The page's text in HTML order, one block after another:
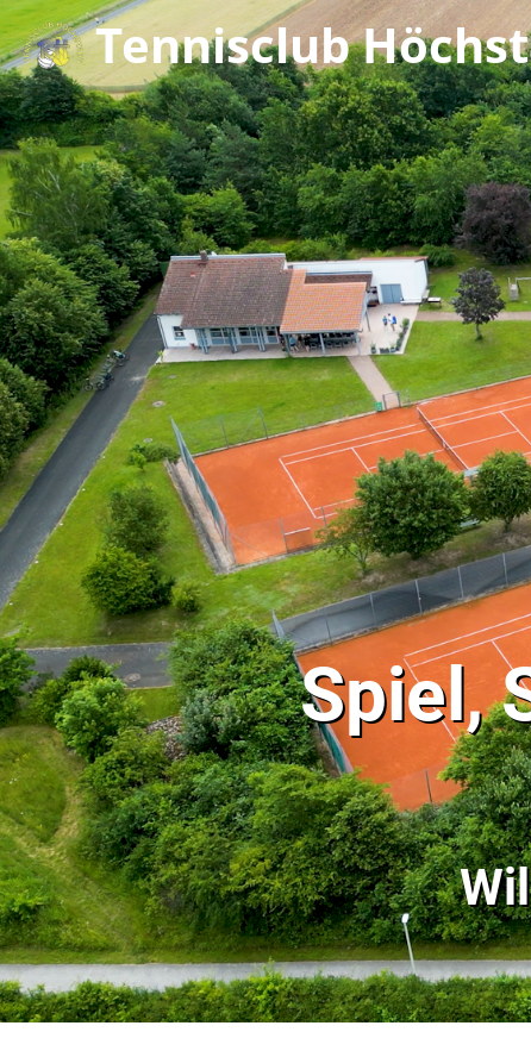
Tennisclub
Spiel,